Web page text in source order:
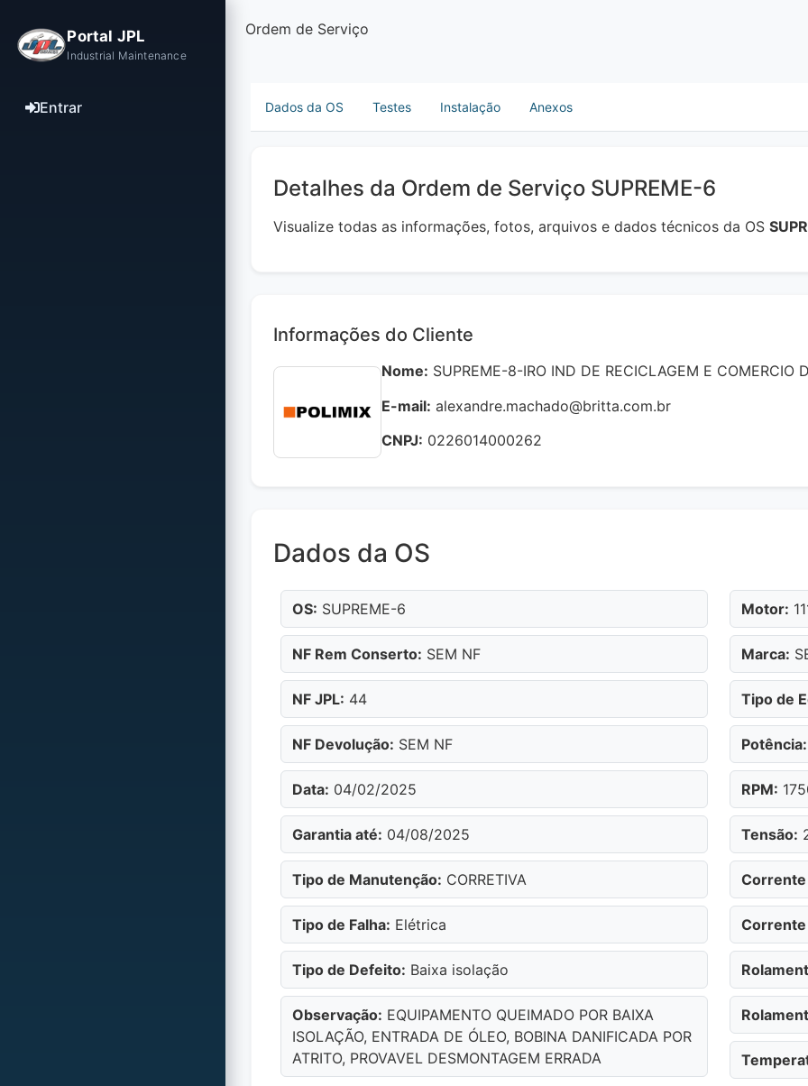
Portal JPL
Industrial Maintenance
Entrar
Ordem de Serviço
Dados da OS Testes Instalação Anexos
Detalhes da Ordem de Serviço SUPREME-6
Visualize todas as informações, fotos, arquivos e dados técnicos da OS
Informações do Cliente
Nome: SUPREME-8-IRO IND DE RECICLAGEM E COMERCIO
E-mail: alexandre.machado@britta.com.br
CNPJ: 0226014000262
Dados da OS
OS: SUPREME-6
NF Rem Conserto: SEM NF
NF JPL: 44
NF Devolução: SEM NF
Data: 04/02/2025
Garantia até: 04/08/2025
Tipo de Manutenção: CORRETIVA
Tipo de Falha: Elétrica
Tipo de Defeito: Baixa isolação
Observação: EQUIPAMENTO QUEIMADO POR BAIXA
ISOLAÇÃO, ENTRADA DE ÓLEO, BOBINA DANIFICADA POR
ATRITO, PROVAVEL DESMONTAGEM ERRADA
Motor:
Marca:
Tipo de
Potência:
RPM:
Tensão:
Corrente
Corrente